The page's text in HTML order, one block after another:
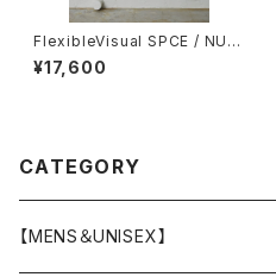
FlexibleVisual SPCE / NUT
RITION LS TEE / WHITE
¥17,600
CATEGORY
【MENS＆UNISEX】